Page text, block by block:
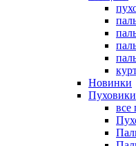
Новинки
Пуховики
все